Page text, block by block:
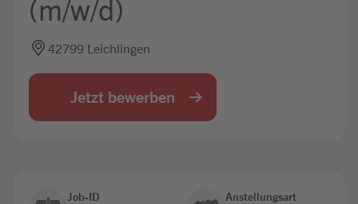
(m/w/d)
42799 Leichlingen
Jetzt bewerben
Job-ID Anstellungsart